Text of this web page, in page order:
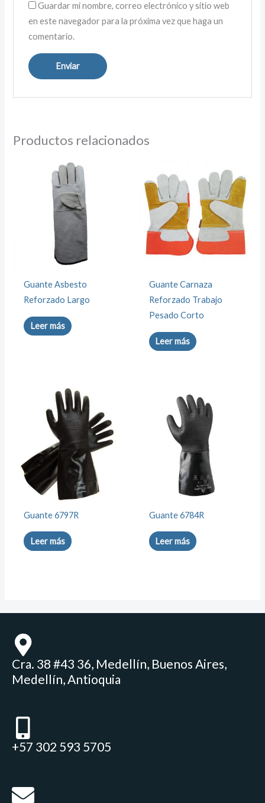
Guardar mi nombre, correo electrónico y sitio web
en este navegador para la próxima vez que haga un
comentario.
Productos relacionados
Guante Asbesto
Reforzado Largo
Leer más
Guante Carnaza
Reforzado Trabajo
Pesado Corto
Leer más
Guante 6797R
Leer más
Guante 6784R
Leer más
Cra. 38 #43 36, Medellín, Buenos Aires,
Medellín, Antioquia
+57 302 593 5705